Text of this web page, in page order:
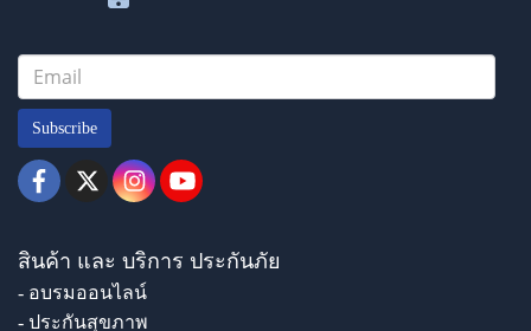
Subscribe
สินค้า และ บริการ ประกันภัย
- อบรมออนไลน์
- ประกันสุขภาพ